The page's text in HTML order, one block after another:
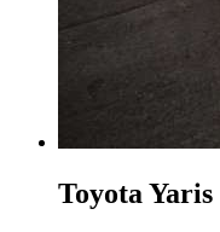
Toyota Yaris